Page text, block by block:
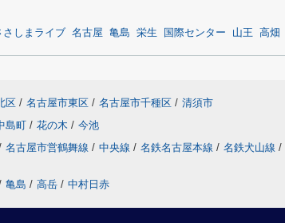
さしまライブ 名古屋 亀島 栄生 国際センター 山王 高畑
区 / 名古屋市東区 / 名古屋市千種区 / 清須市
島町 / 花の木 / 今池
名古屋市営鶴舞線 / 中央線 / 名鉄名古屋本線 / 名鉄犬山線 /
亀島 / 高岳 / 中村日赤